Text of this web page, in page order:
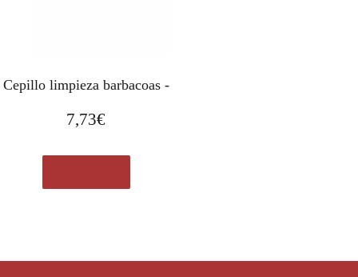
Cepillo limpieza barbacoas -
7,73€